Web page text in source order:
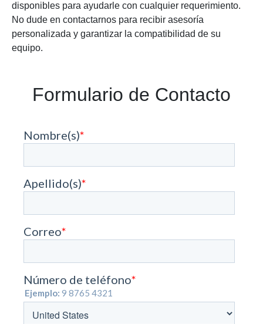
disponibles para ayudarle con cualquier requerimiento.
No dude en contactarnos para recibir asesoría
personalizada y garantizar la compatibilidad de su
equipo.
Formulario de Contacto